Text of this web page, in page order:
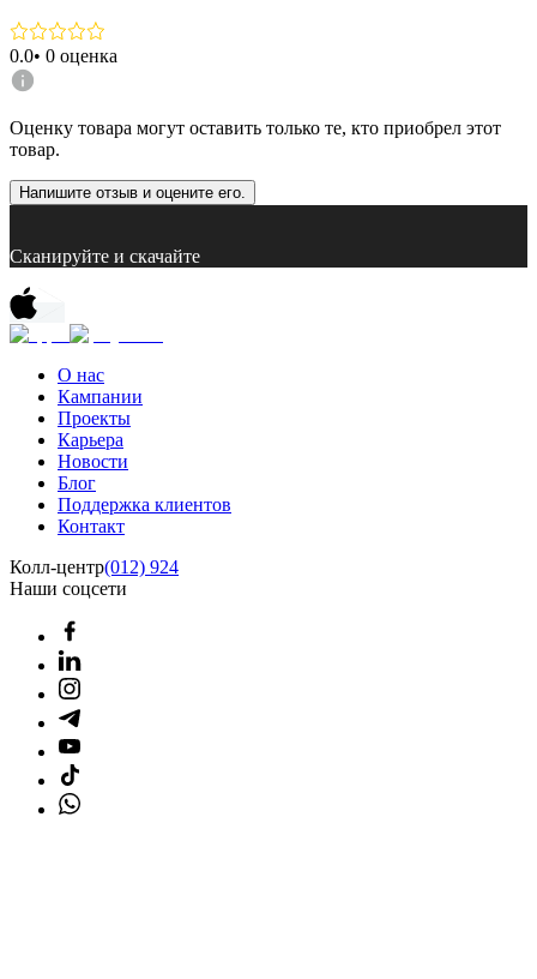
0.0• 0 оценка
Оценку товара могут оставить только те, кто приобрел этот
товар.
Напишите отзыв и оцените его.
Сканируйте и скачайте
О нас
Кампании
Проекты
Карьера
Новости
Блог
Поддержка клиентов
Контакт
Колл-центр(012) 924
Наши соцсети